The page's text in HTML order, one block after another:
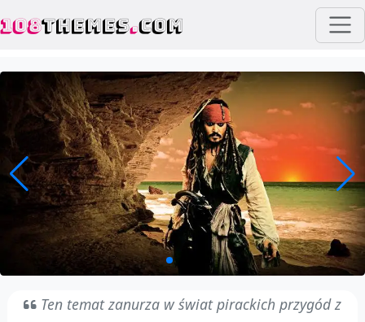
108THEMES.COM
Ten temat zanurza w świat pirackich przygód z